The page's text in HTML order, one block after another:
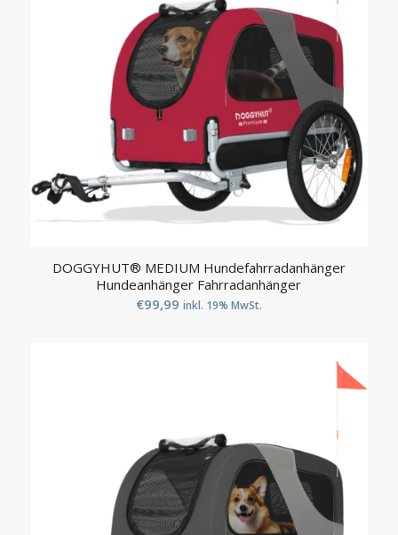
DOGGYHUT® MEDIUM Hundefahrradanhänger
Hundeanhänger Fahrradanhänger
€99,99 inkl. 19% MwSt.